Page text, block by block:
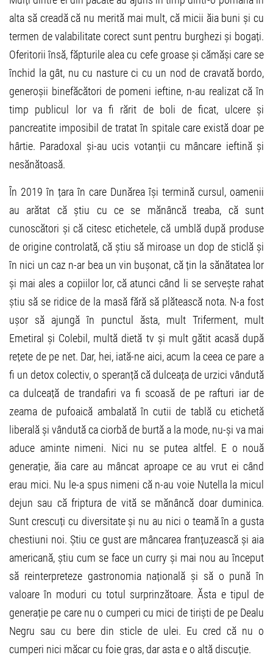
alta să creadă că nu merită mai mult, că micii ăia buni și cu
termen de valabilitate corect sunt pentru burghezi și bogați.
Oferitorii însă, făpturile alea cu cefe groase și cămăși care se
închid la gât, nu cu nasture ci cu un nod de cravată bordo,
generoșii binefăcători de pomeni ieftine, n-au realizat că în
timp publicul lor va fi rărit de boli de ficat, ulcere și
pancreatite imposibil de tratat în spitale care există doar pe
hârtie. Paradoxal și-au ucis votanții cu mâncare ieftină și
nesănătoasă.
În 2019 în țara în care Dunărea își termină cursul, oamenii
au arătat că știu cu ce se mănâncă treaba, că sunt
cunoscători și că citesc etichetele, că umblă după produse
de origine controlată, că știu să miroase un dop de sticlă și
în nici un caz n-ar bea un vin bușonat, că țin la sănătatea lor
și mai ales a copiilor lor, că atunci când li se servește rahat
știu să se ridice de la masă fără să plătească nota. N-a fost
ușor să ajungă în punctul ăsta, mult Triferment, mult
Emetiral și Colebil, multă dietă tv și mult gătit acasă după
rețete de pe net. Dar, hei, iată-ne aici, acum la ceea ce pare a
fi un detox colectiv, o speranță că dulceața de urzici vândută
ca dulceață de trandafiri va fi scoasă de pe rafturi iar de
zeama de pufoaică ambalată în cutii de tablă cu etichetă
liberală și vândută ca ciorbă de burtă a la mode, nu-și va mai
aduce aminte nimeni. Nici nu se putea altfel. E o nouă
generație, ăia care au mâncat aproape ce au vrut ei când
erau mici. Nu le-a spus nimeni că n-au voie Nutella la micul
dejun sau că friptura de vită se mănâncă doar duminica.
Sunt crescuți cu diversitate și nu au nici o teamă în a gusta
chestiuni noi. Știu ce gust are mâncarea franțuzească și aia
americană, știu cum se face un curry și mai nou au început
să reinterpreteze gastronomia națională și să o pună în
valoare în moduri cu totul surprinzătoare. Ăsta e tipul de
generație pe care nu o cumperi cu mici de tiriști de pe Dealu
Negru sau cu bere din sticle de ulei. Eu cred că nu o
cumperi nici măcar cu foie gras, dar asta e o altă discuție.